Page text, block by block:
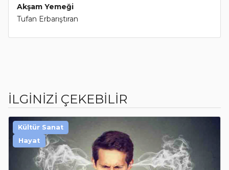
Akşam Yemeği
Tufan Erbarıştıran
İLGİNİZİ ÇEKEBİLİR
Kültür Sanat
Hayat